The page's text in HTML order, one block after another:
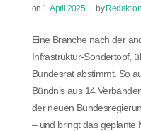
on 1. April 2025 by
Eine Branche nach der
Infrastruktur-Sondertopf,
Bundesrat abstimmt. So
Bündnis aus 14
der neuen
– und bringt das geplante